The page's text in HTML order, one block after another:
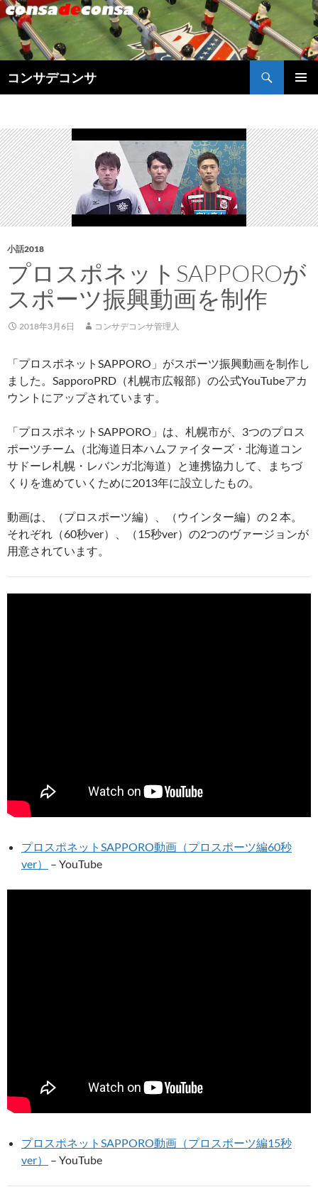
コンサデコンサ
索
ン
ツ
へ
ス
キ
ッ
プ
小話2018
プロスポネットSAPPOROが
スポーツ振興動画を制作
2018年3月6日 コンサデコンサ管理人
「プロスポネットSAPPORO」がスポーツ振興動画を制作し
ました。SapporoPRD（札幌市広報部）の公式YouTubeアカ
ウントにアップされています。
「プロスポネットSAPPORO」は、札幌市が、3つのプロス
ポーツチーム（北海道日本ハムファイターズ・北海道コン
サドーレ札幌・レバンガ北海道）と連携協力して、まちづ
くりを進めていくために2013年に設立したもの。
動画は、（プロスポーツ編）、（ウインター編）の２本。
それぞれ（60秒ver）、（15秒ver）の2つのヴァージョンが
用意されています。
プロスポネットSAPPORO動画（プロスポーツ編60秒
ver）
– YouTube
プロスポネットSAPPORO動画（プロスポーツ編15秒
ver）
– YouTube